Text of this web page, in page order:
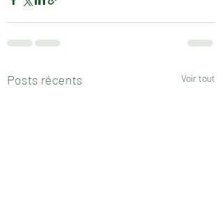
Posts récents Voir tout